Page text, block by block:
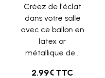
Créez de l'éclat
dans votre salle
avec ce ballon en
latex or
métallique de...
2.99€ TTC